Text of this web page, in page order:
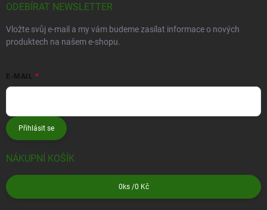
ODEBÍRAT NEWSLETTER
Vložte svůj e-mail a my vám budeme zasílat informace o nových
produktech na našem e-shopu.
E-MAIL
Přihlásit se
NÁKUPNÍ KOŠÍK
0ks /0 Kč